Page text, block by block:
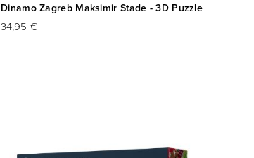
Dinamo Zagreb Maksimir Stade - 3D Puzzle
34,95 €